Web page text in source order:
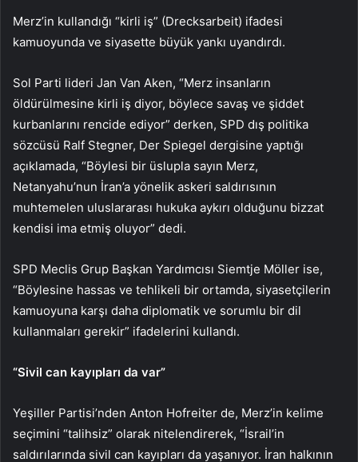
Merz’in kullandığı “kirli iş” (Drecksarbeit) ifadesi
kamuoyunda ve siyasette büyük yankı uyandırdı.
Sol Parti lideri Jan Van Aken, “Merz insanların
öldürülmesine kirli iş diyor, böylece savaş ve şiddet
kurbanlarını rencide ediyor” derken, SPD dış politika
sözcüsü Ralf Stegner, Der Spiegel dergisine yaptığı
açıklamada, “Böylesi bir üslupla sayın Merz,
Netanyahu’nun İran’a yönelik askeri saldırısının
muhtemelen uluslararası hukuka aykırı olduğunu bizzat
kendisi ima etmiş oluyor” dedi.
SPD Meclis Grup Başkan Yardımcısı Siemtje Möller ise,
“Böylesine hassas ve tehlikeli bir ortamda, siyasetçilerin
kamuoyuna karşı daha diplomatik ve sorumlu bir dil
kullanmaları gerekir” ifadelerini kullandı.
“Sivil can kayıpları da var”
Yeşiller Partisi’nden Anton Hofreiter de, Merz’in kelime
seçimini “talihsiz” olarak nitelendirerek, “İsrail’in
saldırılarında sivil can kayıpları da yaşanıyor. İran halkının